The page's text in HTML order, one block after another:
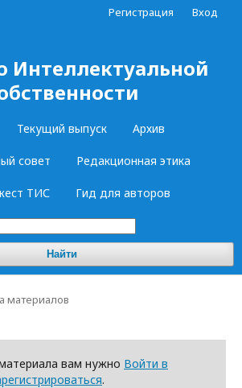
Интеллектуальной
Текущий выпуск Архив
совет Редакционная этика
ТИС Гид для авторов
Найти
Регистрация Вход
материалов
вам нужно Войти в
.